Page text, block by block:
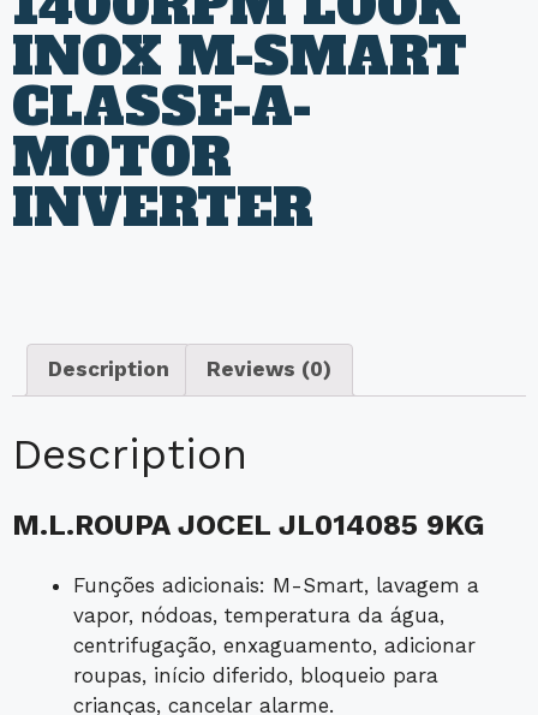
INOX M-SMART
CLASSE-A-
MOTOR
INVERTER
Description Reviews (0)
Description
M.L.ROUPA JOCEL JL014085 9KG
Funções adicionais: M-Smart, lavagem a
vapor, nódoas, temperatura da água,
centrifugação, enxaguamento, adicionar
roupas, início diferido, bloqueio para
crianças, cancelar alarme.